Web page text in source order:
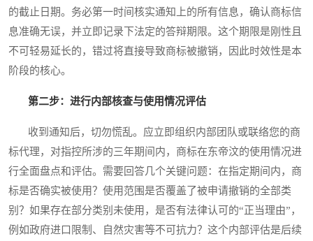
的截止日期。务必第一时间核实通知上的所有信息，确认商标信
息准确无误，并立即记录下法定的答辩期限。这个期限是刚性且
不可轻易延长的，错过将直接导致商标被撤销，因此时效性是本
阶段的核心。
第二步：进行内部核查与使用情况评估
收到通知后，切勿慌乱。应立即组织内部团队或联络您的商
标代理，对指控所涉的三年期间内，商标在东帝汶的使用情况进
行全面盘点和评估。需要回答几个关键问题：在指定期间内，商
标是否确实被使用？使用范围是否覆盖了被申请撤销的全部类
别？如果存在部分类别未使用，是否有法律认可的“正当理由”，
例如政府进口限制、自然灾害等不可抗力？这个内部评估是后续